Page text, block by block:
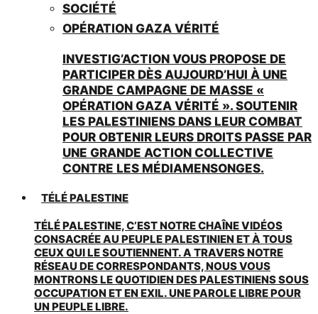
SOCIÉTÉ
OPÉRATION GAZA VÉRITÉ
INVESTIG’ACTION VOUS PROPOSE DE
PARTICIPER DÈS AUJOURD’HUI À UNE
GRANDE CAMPAGNE DE MASSE «
OPÉRATION GAZA VÉRITÉ ». SOUTENIR
LES PALESTINIENS DANS LEUR COMBAT
POUR OBTENIR LEURS DROITS PASSE PAR
UNE GRANDE ACTION COLLECTIVE
CONTRE LES MÉDIAMENSONGES.
TÉLÉ PALESTINE
TÉLÉ PALESTINE, C’EST NOTRE CHAÎNE VIDÉOS
CONSACRÉE AU PEUPLE PALESTINIEN ET À TOUS
CEUX QUI LE SOUTIENNENT. A TRAVERS NOTRE
RÉSEAU DE CORRESPONDANTS, NOUS VOUS
MONTRONS LE QUOTIDIEN DES PALESTINIENS SOUS
OCCUPATION ET EN EXIL. UNE PAROLE LIBRE POUR
UN PEUPLE LIBRE.